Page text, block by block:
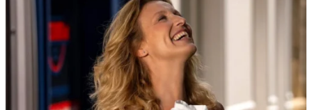
K
Ü
N
S
L